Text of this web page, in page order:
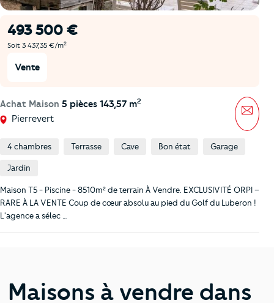
493 500 €
Soit 3 437,35 €/m2
Vente
Achat Maison 5 pièces 143,57 m2
Pierrevert
4 chambres Terrasse Cave Bon état Garage
Jardin
Maison T5 - Piscine - 8510m² de terrain À Vendre. EXCLUSIVITÉ ORPI –
RARE À LA VENTE Coup de cœur absolu au pied du Golf du Luberon !
L'agence a sélec …
Maisons à vendre dans